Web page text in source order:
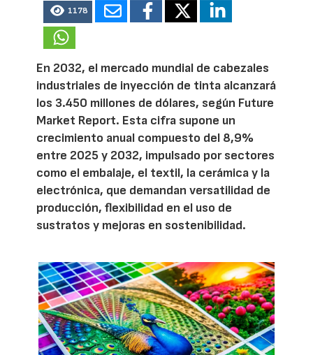
1178
En 2032, el mercado mundial de cabezales
industriales de inyección de tinta alcanzará
los 3.450 millones de dólares, según Future
Market Report. Esta cifra supone un
crecimiento anual compuesto del 8,9%
entre 2025 y 2032, impulsado por sectores
como el embalaje, el textil, la cerámica y la
electrónica, que demandan versatilidad de
producción, flexibilidad en el uso de
sustratos y mejoras en sostenibilidad.